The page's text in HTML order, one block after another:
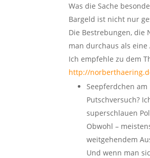
Was die Sache
Bargeld ist nicht nur
Die Bestrebungen, die
man durchaus als eine
Ich empfehle zu dem
http://
Seepferdchen am
Putschversuch?
superschlauen
Obwohl –
weitgehendem
Und wenn man